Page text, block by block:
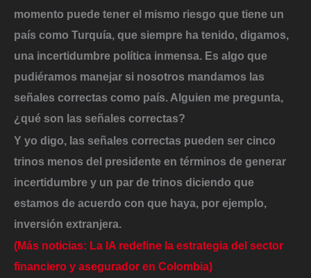
momento puede tener el mismo riesgo que tiene un
país como Turquía, que siempre ha tenido, digamos,
una incertidumbre política inmensa. Es algo que
pudiéramos manejar si nosotros mandamos las
señales correctas como país. Alguien me pregunta,
¿qué son las señales correctas?
Y yo digo, las señales correctas pueden ser cinco
trinos menos del presidente en términos de generar
incertidumbre y un par de trinos diciendo que
estamos de acuerdo con que haya, por ejemplo,
inversión extranjera.
(Más noticias: La IA redefine la estrategia del sector
financiero y asegurador en Colombia)